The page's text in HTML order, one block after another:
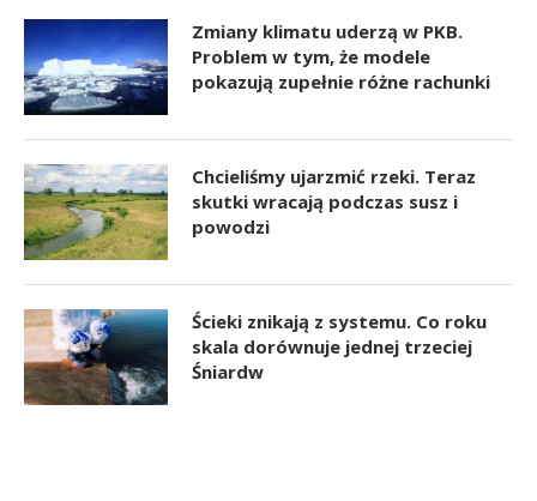
Zmiany klimatu uderzą w PKB.
Problem w tym, że modele
pokazują zupełnie różne rachunki
Chcieliśmy ujarzmić rzeki. Teraz
skutki wracają podczas susz i
powodzi
Ścieki znikają z systemu. Co roku
skala dorównuje jednej trzeciej
Śniardw